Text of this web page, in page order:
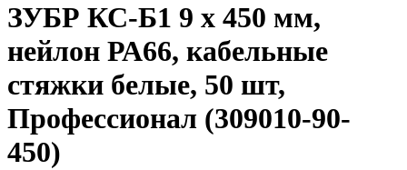
ЗУБР КС-Б1 9 x 450 мм,
нейлон РА66, кабельные
стяжки белые, 50 шт,
Профессионал (309010-90-
450)